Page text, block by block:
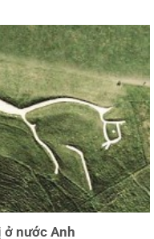
nước Anh